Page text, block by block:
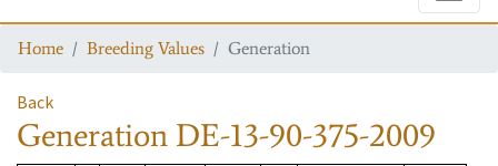
Home Breeding Values Generation
Back
Generation DE-13-90-375-2009